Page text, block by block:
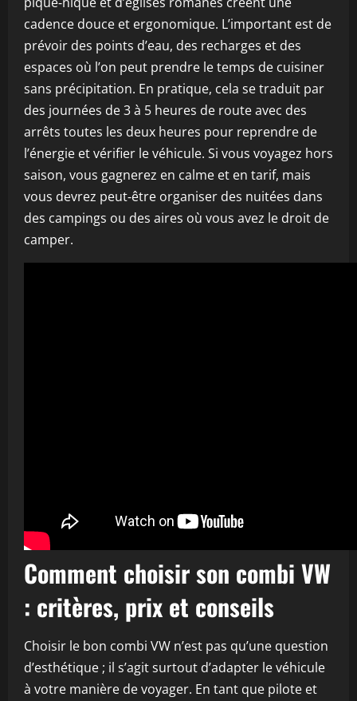
cadence douce et ergonomique. L’important est de
prévoir des points d’eau, des recharges et des
espaces où l’on peut prendre le temps de cuisiner
sans précipitation. En pratique, cela se traduit par
des journées de 3 à 5 heures de route avec des
arrêts toutes les deux heures pour reprendre de
l’énergie et vérifier le véhicule. Si vous voyagez hors
saison, vous gagnerez en calme et en tarif, mais
vous devrez peut‑être organiser des nuitées dans
des campings ou des aires où vous avez le droit de
camper.
Comment choisir son combi VW
: critères, prix et conseils
Choisir le bon combi VW n’est pas qu’une question
d’esthétique ; il s’agit surtout d’adapter le véhicule
à votre manière de voyager. En tant que pilote et